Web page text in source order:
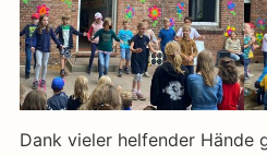
Dank vieler helfender Hände